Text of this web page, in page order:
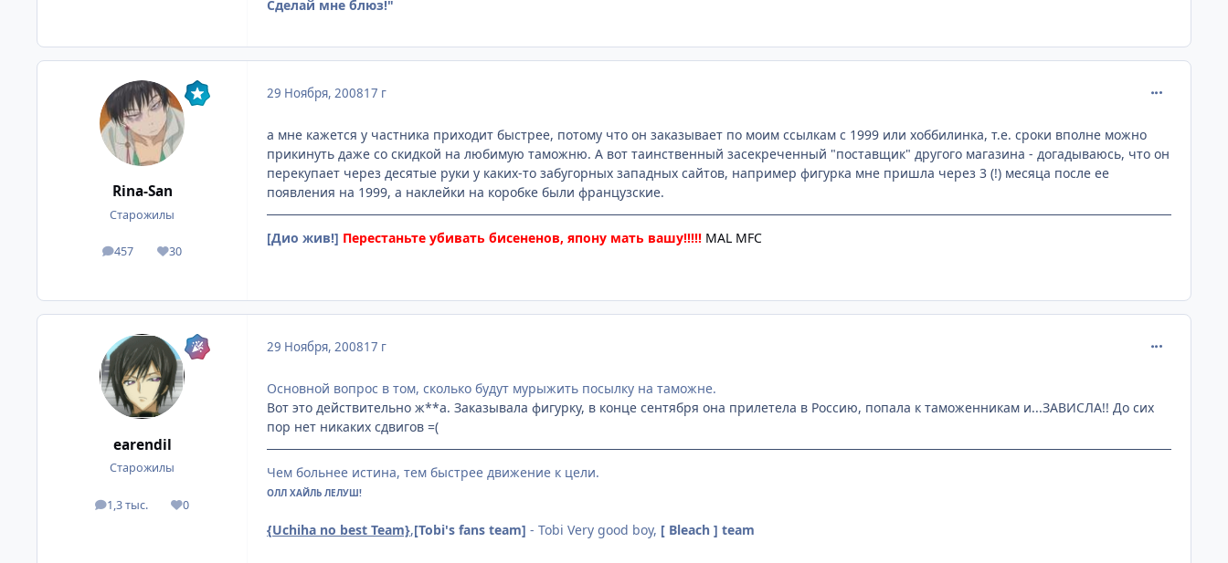
Сделай мне блюз!"
Rina-San
Старожилы
457
посты 30
Репутация
29 Ноября, 200817 г
а мне кажется у частника приходит быстрее, потому что он заказывает по моим ссылкам с 1999 или хоббилинка, т.е. сроки вполне можно
прикинуть даже со скидкой на любимую таможню. А вот таинственный засекреченный "поставщик" другого магазина - догадываюсь, что он
перекупает через десятые руки у каких-то забугорных западных сайтов, например фигурка мне пришла через 3 (!) месяца после ее
появления на 1999, а наклейки на коробке были французские.
[Дио жив!] Перестаньте убивать бисененов, япону мать вашу!!!!! MAL MFC
earendil
Старожилы
1,3 тыс.
посты 0
Репутация
29 Ноября, 200817 г
Основной вопрос в том, сколько будут мурыжить посылку на таможне.
Вот это действительно ж**а. Заказывала фигурку, в конце сентября она прилетела в Россию, попала к таможенникам и...ЗАВИСЛА!! До сих
пор нет никаких сдвигов =(
Чем больнее истина, тем быстрее движение к цели.
ОЛЛ ХАЙЛЬ ЛЕЛУШ!
{Uchiha no best Team},[Tobi's fans team] - Tobi Very good boy, [ Bleach ] team